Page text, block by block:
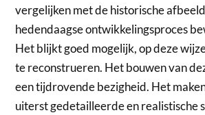
vergelijken met de historische
hedendaagse ontwikkelingsproces
Het blijkt goed mogelijk, op deze
te reconstrueren. Het bouwen van
een tijdrovende bezigheid. Het
uiterst gedetailleerde en realistische